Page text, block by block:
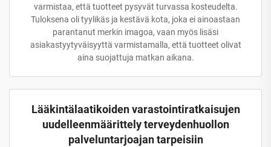
varmistaa, että tuotteet pysyvät turvassa kosteudelta.
Tuloksena oli tyylikäs ja kestävä kota, joka ei ainoastaan
parantanut merkin imagoa, vaan myös lisäsi
asiakastyytyväisyyttä varmistamalla, että tuotteet olivat
aina suojattuja matkan aikana.
Lääkintälaatikoiden varastointiratkaisujen
uudelleenmäärittely terveydenhuollon
palveluntarjoajan tarpeisiin